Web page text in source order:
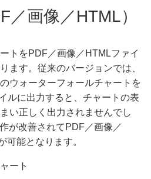
／画像／HTML）
トをPDF／画像／HTMLファイ
ます。従来のバージョンでは、
ウォーターフォールチャートを
ルに出力すると、チャートの表
い正しく出力されませんでし
が改善されてPDF／画像／
可能となります。